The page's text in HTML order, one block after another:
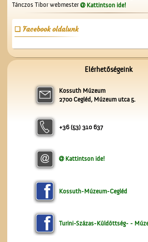
A Mizsei úti vendéglő
A Ceglédi Népkör
Tánczos Tibor webmester
Kattintson ide!
Facebook oldalunk
Elérhetőségeink
Kossuth Múzeum
2700 Cegléd, Múzeum utca 5.
+36 (53) 310 637
Kattintson ide!
Kossuth-Múzeum-Cegléd
Turini-Százas-Küldöttség- -